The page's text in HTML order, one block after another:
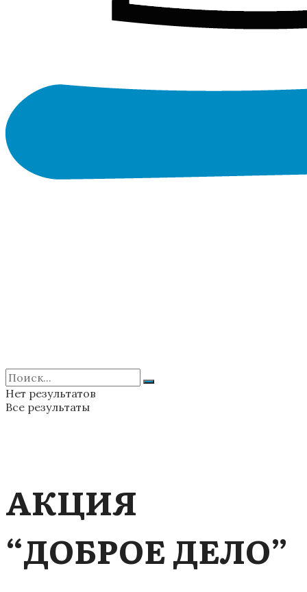
Нет результатов
Все результаты
АКЦИЯ
“ДОБРОЕ ДЕЛО”